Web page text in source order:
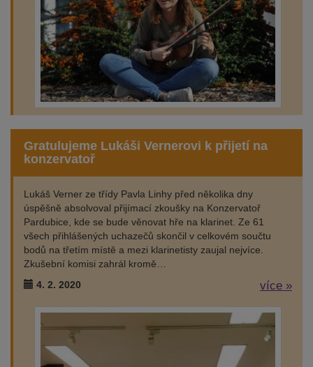
Gratulujeme Lukáši Vernerovi k přijetí na
konzervatoř
Lukáš Verner ze třídy Pavla Linhy před několika dny
úspěšně absolvoval přijímací zkoušky na Konzervatoř
Pardubice, kde se bude věnovat hře na klarinet. Ze 61
všech přihlášených uchazečů skončil v celkovém součtu
bodů na třetím místě a mezi klarinetisty zaujal nejvíce.
Zkušební komisi zahrál kromě…
4. 2. 2020
více »